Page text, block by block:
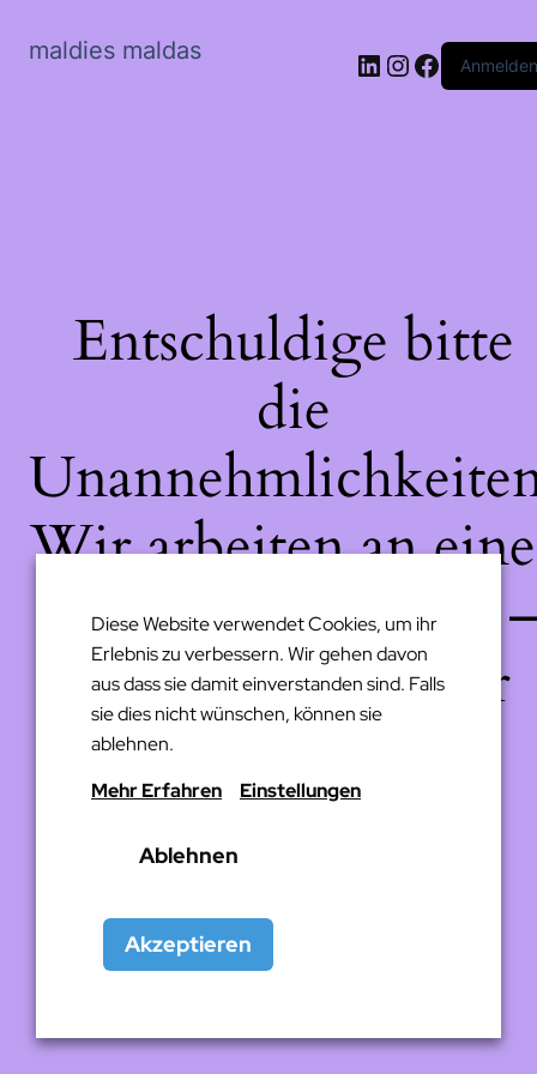
maldies maldas LinkedIn
Instagram
Anmelden
Entschuldige bitte
die
Wir arbeiten an
großartigen Sache
schau bald wieder
Diese Website verwendet Cookies, um ihr
Erlebnis zu verbessern. Wir gehen davon
aus dass sie damit einverstanden sind. Falls
sie dies nicht wünschen, können sie
ablehnen.
Mehr Erfahren
Einstellungen
Ablehnen
Akzeptieren